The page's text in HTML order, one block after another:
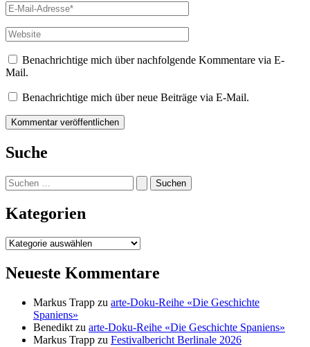
E-
Mail-
Adresse*
Website
Benachrichtige mich über nachfolgende Kommentare via E-
Mail.
Benachrichtige mich über neue Beiträge via E-Mail.
Suche
Suchen
nach:
Kategorien
Kategorien
Neueste Kommentare
Markus Trapp zu arte-Doku-Reihe «Die Geschichte
Spaniens»
Benedikt zu arte-Doku-Reihe «Die Geschichte Spaniens»
Markus Trapp zu Festivalbericht Berlinale 2026